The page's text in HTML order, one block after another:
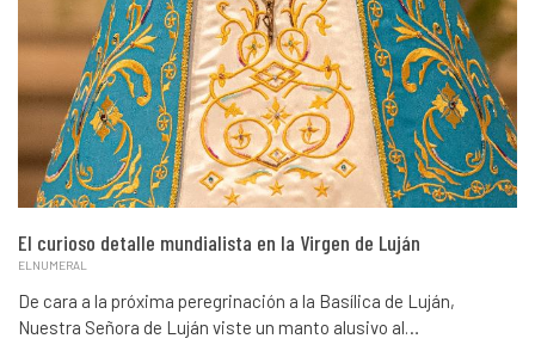
El curioso detalle mundialista en la Virgen de Luján
ELNUMERAL
De cara a la próxima peregrinación a la Basílica de Luján,
Nuestra Señora de Luján viste un manto alusivo al…